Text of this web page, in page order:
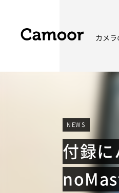
カメラ
NEWS
付録に